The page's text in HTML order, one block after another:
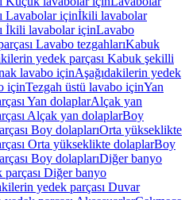
Lavabolar içinİkili lavabolar
İkili lavabolar içinLavabo
Lavabo tezgahlarıKabuk
yedek parçası Kabuk şekilli
lavabo içinAşağıdakilerin yedek
içinTezgah üstü lavabo içinYan
Yan dolaplarAlçak yan
Alçak yan dolaplarBoy
Boy dolaplarıOrta yükseklikte
Orta yükseklikte dolaplarBoy
Boy dolaplarıDiğer banyo
parçası Diğer banyo
yedek parçası Duvar